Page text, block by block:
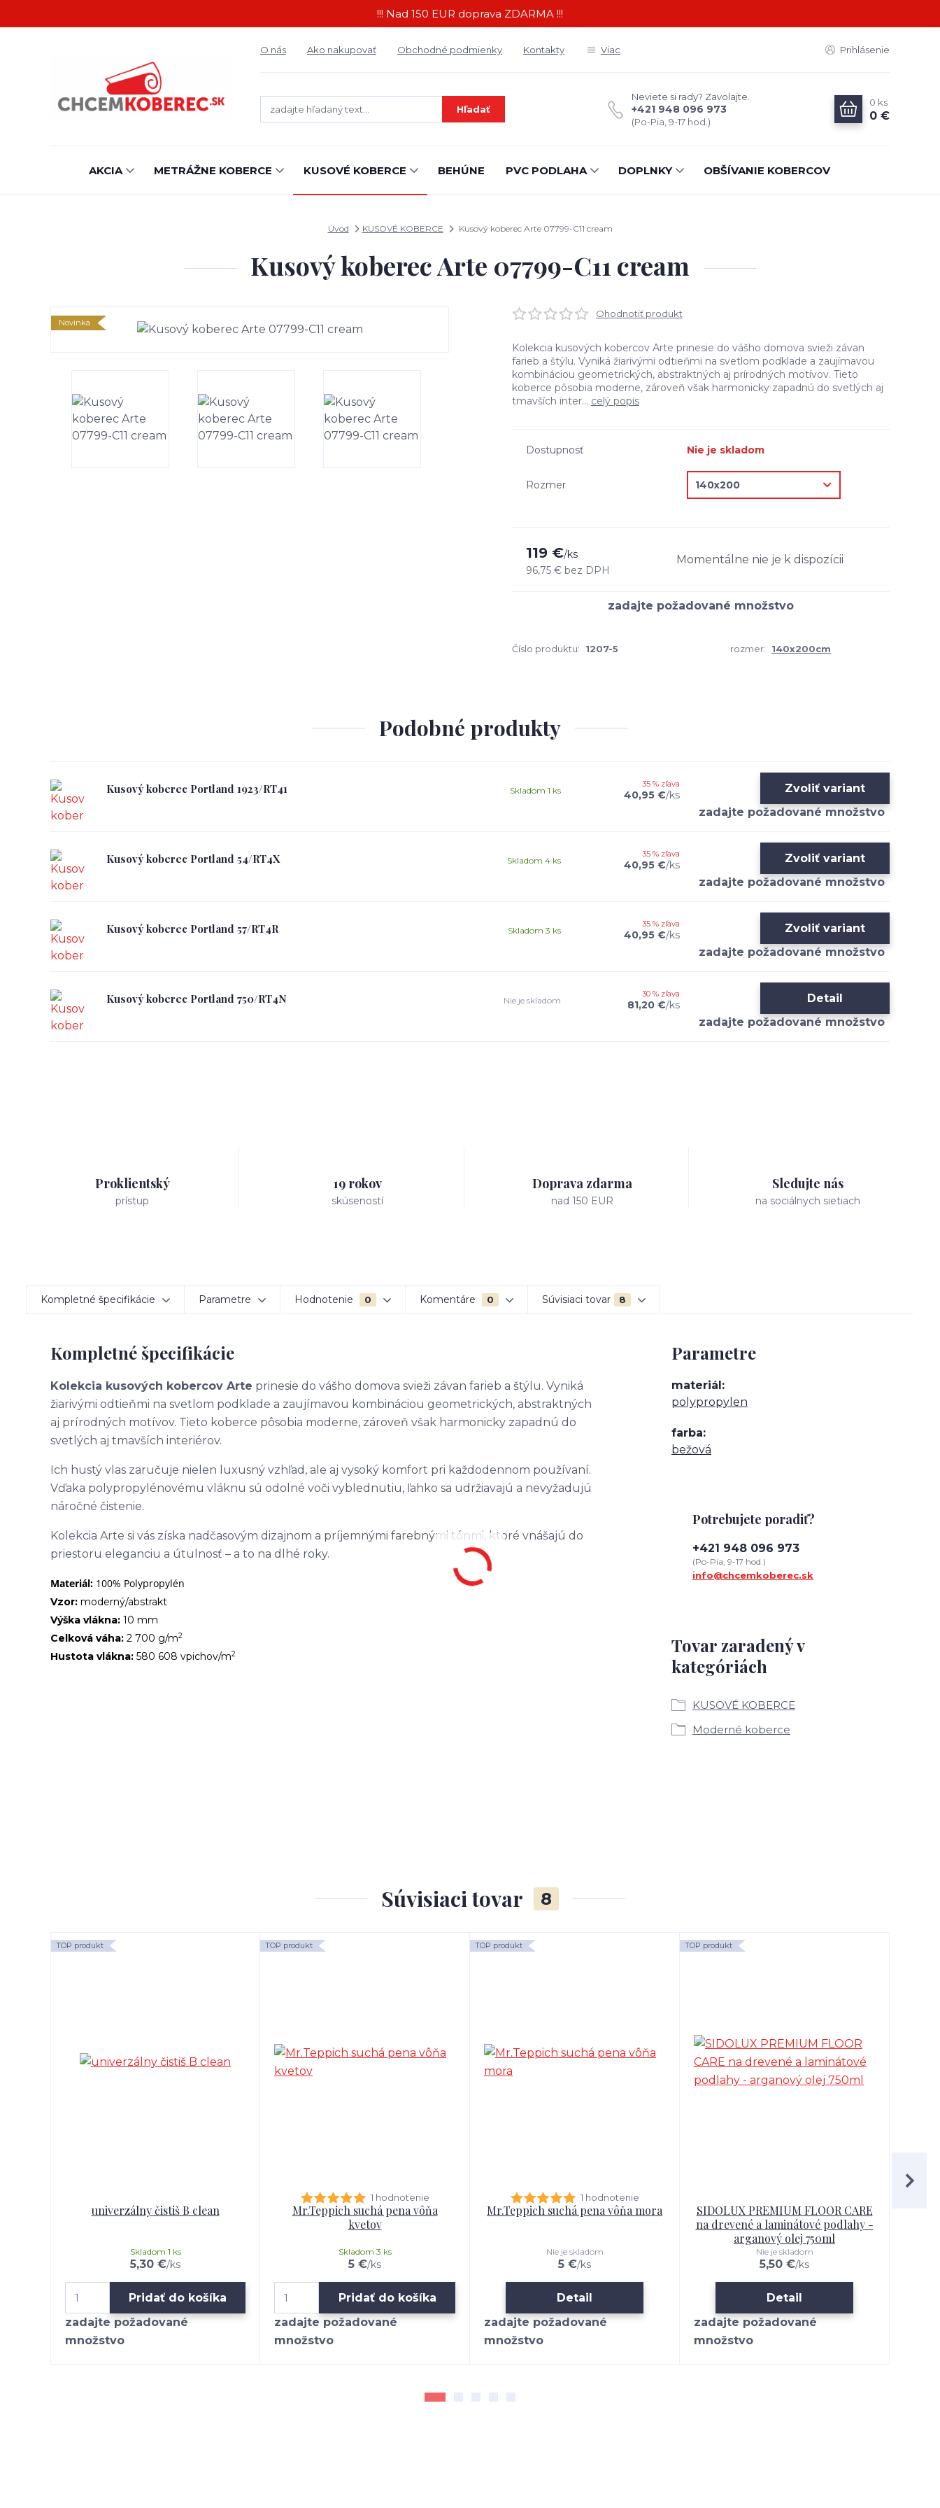
!!! Nad 150 EUR doprava ZDARMA !!!
O nás Ako nakupovať Obchodné podmienky Kontakty Viac Prihlásenie
Hľadať
Neviete si rady? Zavolajte.
+421 948 096 973
(Po-Pia, 9-17 hod.)
0 ks
0 €
AKCIA METRÁŽNE KOBERCE KUSOVÉ KOBERCE BEHÚNE PVC PODLAHA DOPLNKY OBŠÍVANIE KOBERCOV
Úvod KUSOVÉ KOBERCE Kusový koberec Arte 07799-C11 cream
Kusový koberec Arte 07799-C11 cream
Novinka
Ohodnotiť produkt
Kolekcia kusových kobercov Arte prinesie do vášho domova svieži závan
farieb a štýlu. Vyniká žiarivými odtieňmi na svetlom podklade a zaujímavou
kombináciou geometrických, abstraktných aj prírodných motívov. Tieto
koberce pôsobia moderne, zároveň však harmonicky zapadnú do svetlých aj
tmavších inter... celý popis
Dostupnosť Nie je skladom
Rozmer
119 €/ks
96,75 € bez DPH
Momentálne nie je k dispozícii
Číslo produktu: 1207-5 rozmer: 140x200cm
Podobné produkty
Kusový koberec Portland 1923/RT41 35 % zľava
40,95 €/ks
Skladom 1 ks Zvoliť variant
Kusový koberec Portland 54/RT4X 35 % zľava
40,95 €/ks
Skladom 4 ks Zvoliť variant
Kusový koberec Portland 57/RT4R 35 % zľava
40,95 €/ks
Skladom 3 ks Zvoliť variant
Kusový koberec Portland 750/RT4N 30 % zľava
81,20 €/ks
Nie je skladom Detail
Proklientský
prístup
19 rokov
skúseností
Doprava zdarma
nad 150 EUR
Sledujte nás
na sociálnych sietiach
Kompletné špecifikácie Parametre Hodnotenie 0 Komentáre 0 Súvisiaci tovar 8
Kompletné špecifikácie
Kolekcia kusových kobercov Arte prinesie do vášho domova svieži závan farieb a štýlu. Vyniká
žiarivými odtieňmi na svetlom podklade a zaujímavou kombináciou geometrických, abstraktných
aj prírodných motívov. Tieto koberce pôsobia moderne, zároveň však harmonicky zapadnú do
svetlých aj tmavších interiérov.
Ich hustý vlas zaručuje nielen luxusný vzhľad, ale aj vysoký komfort pri každodennom používaní.
Vďaka polypropylénovému vláknu sú odolné voči vyblednutiu, ľahko sa udržiavajú a nevyžadujú
náročné čistenie.
Kolekcia Arte si vás získa nadčasovým dizajnom a príjemnými farebnými tónmi, ktoré vnášajú do
priestoru eleganciu a útulnosť – a to na dlhé roky.
Materiál: 100% Polypropylén
Vzor: moderný/abstrakt
Výška vlákna: 10 mm
Celková váha: 2 700 g/m2
Hustota vlákna: 580 608 vpichov/m2
Parametre
materiál
polypropylen
farba
bežová
Tovar zaradený v
kategóriách
KUSOVÉ KOBERCE
Moderné koberce
Potrebujete poradiť?
+421 948 096 973
(Po-Pia, 9-17 hod.)
info@chcemkoberec.sk
Súvisiaci tovar 8
TOP produkt
univerzálny čistiš B clean
5,30 €/ks
Skladom 1 ks
Pridať do košíka
TOP produkt
1 hodnotenie
Mr.Teppich suchá pena vôňa
kvetov
5 €/ks
Skladom 3 ks
Pridať do košíka
TOP produkt
1 hodnotenie
Mr.Teppich suchá pena vôňa mora
5 €/ks
Nie je skladom
Detail
TOP produkt
SIDOLUX PREMIUM FLOOR CARE
na drevené a laminátové podlahy -
arganový olej 750ml
5,50 €/ks
Nie je skladom
Detail